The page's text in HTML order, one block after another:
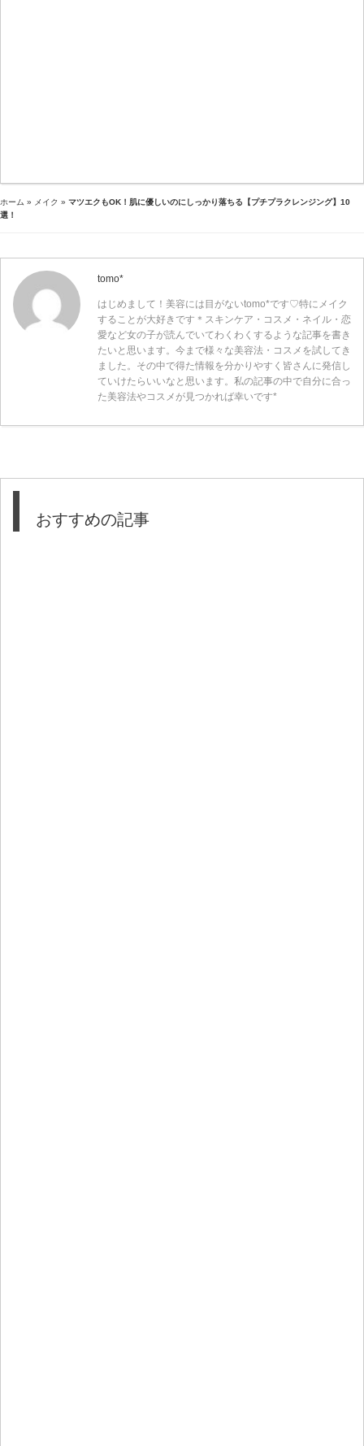
ホーム » メイク » マツエクもOK！肌に優しいのにしっかり落ちる【プチプラクレンジング】10
選！
tomo*
はじめまして！美容には目がないtomo*です♡特にメイク
することが大好きです＊スキンケア・コスメ・ネイル・恋
愛など女の子が読んでいてわくわくするような記事を書き
たいと思います。今まで様々な美容法・コスメを試してき
ました。その中で得た情報を分かりやすく皆さんに発信し
ていけたらいいなと思います。私の記事の中で自分に合っ
た美容法やコスメが見つかれば幸いです*
おすすめの記事